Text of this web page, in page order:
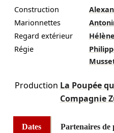
Construction
Marionnettes
Regard extérieur
Régie
Production La Poupée
Compagnie
Dates Partenaires de